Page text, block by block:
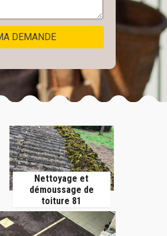
Nettoyage et
démoussage de
toiture 81